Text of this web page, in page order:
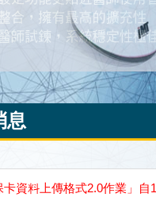
息
資料上傳格式2.0作業」自